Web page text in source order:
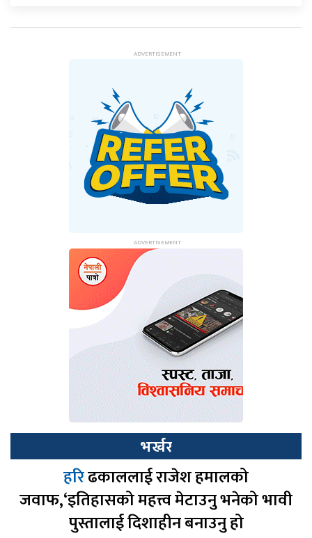
भर्खर
हरिढकाललाई राजेश हमालको
जवाफ,‘इतिहासको महत्त्व मेटाउनु भनेको भावी
पुस्तालाई दिशाहीन बनाउनु हो